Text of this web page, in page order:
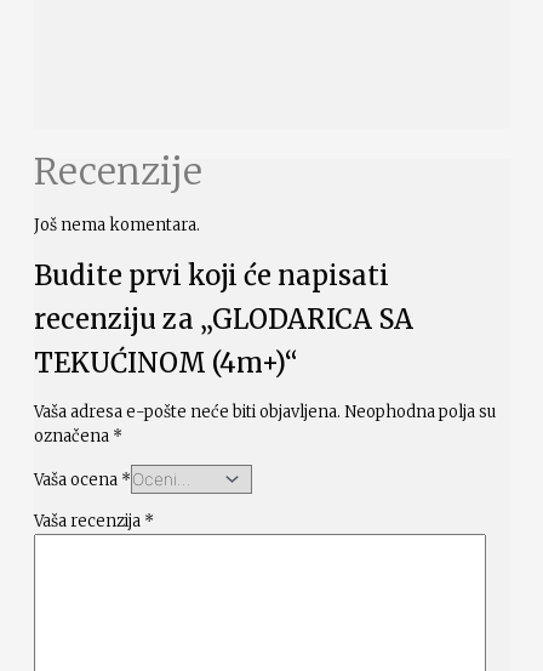
Recenzije
Još nema komentara.
Budite prvi koji će napisati
recenziju za „GLODARICA SA
TEKUĆINOM (4m+)“
Vaša adresa e-pošte neće biti objavljena. Neophodna polja su
označena *
Vaša ocena *
Vaša recenzija *